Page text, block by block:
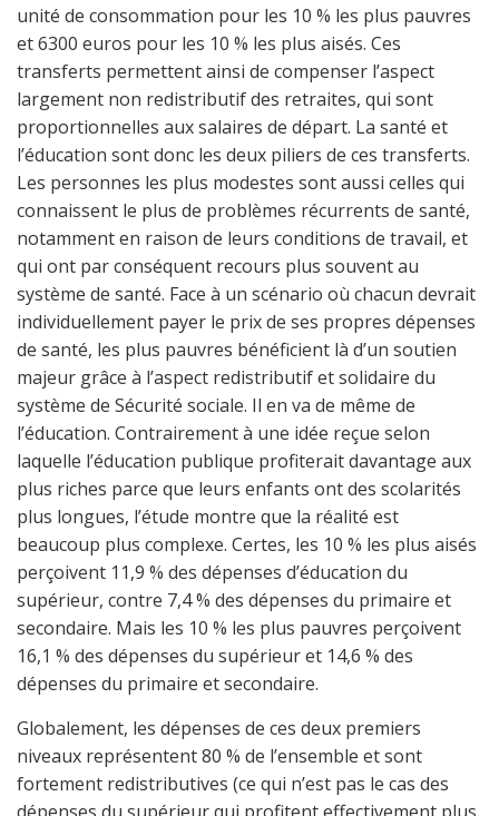
unité de consommation pour les 10 % les plus pauvres
et 6300 euros pour les 10 % les plus aisés. Ces
transferts permettent ainsi de compenser l’aspect
largement non redistributif des retraites, qui sont
proportionnelles aux salaires de départ. La santé et
l’éducation sont donc les deux piliers de ces transferts.
Les personnes les plus modestes sont aussi celles qui
connaissent le plus de problèmes récurrents de santé,
notamment en raison de leurs conditions de travail, et
qui ont par conséquent recours plus souvent au
système de santé. Face à un scénario où chacun devrait
individuellement payer le prix de ses propres dépenses
de santé, les plus pauvres bénéficient là d’un soutien
majeur grâce à l’aspect redistributif et solidaire du
système de Sécurité sociale. Il en va de même de
l’éducation. Contrairement à une idée reçue selon
laquelle l’éducation publique profiterait davantage aux
plus riches parce que leurs enfants ont des scolarités
plus longues, l’étude montre que la réalité est
beaucoup plus complexe. Certes, les 10 % les plus aisés
perçoivent 11,9 % des dépenses d’éducation du
supérieur, contre 7,4 % des dépenses du primaire et
secondaire. Mais les 10 % les plus pauvres perçoivent
16,1 % des dépenses du supérieur et 14,6 % des
dépenses du primaire et secondaire.
Globalement, les dépenses de ces deux premiers
niveaux représentent 80 % de l’ensemble et sont
fortement redistributives (ce qui n’est pas le cas des